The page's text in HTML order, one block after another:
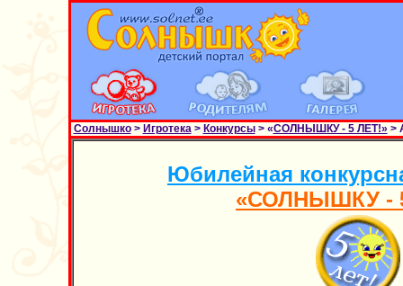
Солнышко> Игротека> Конкурсы> «СОЛНЫШКУ - 5 ЛЕТ!» >
Юбилейная
«СОЛНЫШКУ -